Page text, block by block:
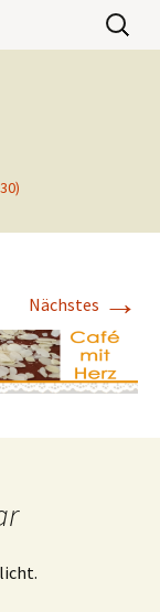
Suchen
nach:
Nächstes →